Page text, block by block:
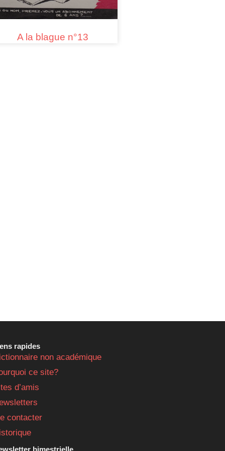
A la blague n°13
rapides
non académique
ce site?
d’amis
contacter
bimestrielle